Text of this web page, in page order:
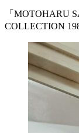
「MOTOHARU
COLLECTION